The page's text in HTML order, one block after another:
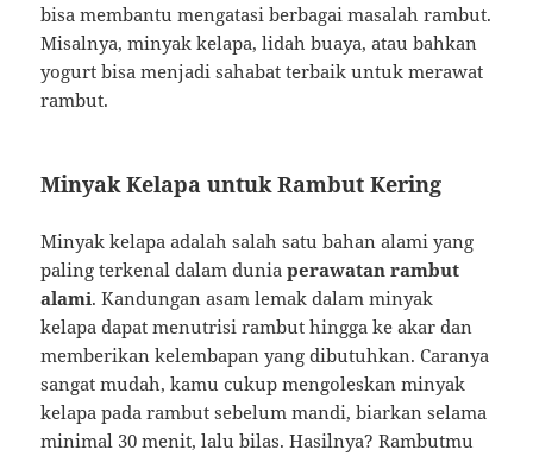
bisa membantu mengatasi berbagai masalah rambut.
Misalnya, minyak kelapa, lidah buaya, atau bahkan
yogurt bisa menjadi sahabat terbaik untuk merawat
rambut.
Minyak Kelapa untuk Rambut Kering
Minyak kelapa adalah salah satu bahan alami yang
paling terkenal dalam duniaperawatan rambut
alami. Kandungan asam lemak dalam minyak
kelapa dapat menutrisi rambut hingga ke akar dan
memberikan kelembapan yang dibutuhkan. Caranya
sangat mudah, kamu cukup mengoleskan minyak
kelapa pada rambut sebelum mandi, biarkan selama
minimal 30 menit, lalu bilas. Hasilnya? Rambutmu